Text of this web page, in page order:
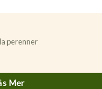
perenner
Mer